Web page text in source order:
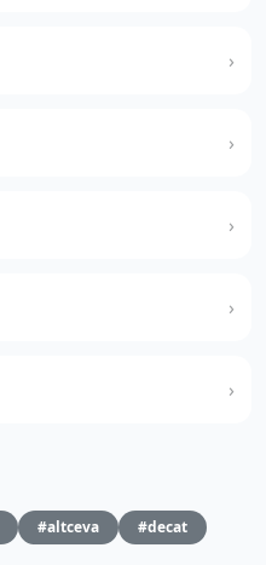
#altceva
#decat